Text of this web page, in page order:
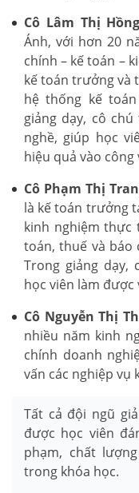
Cô Lâm Thị
Ánh, với hơn 20
chính – kế toán –
kế toán trưởng và
hệ thống kế
giảng dạy, cô
nghề, giúp học
hiệu quả vào công
Cô Phạm Thị
là kế toán trưởng
kinh nghiệm thực
toán, thuế và báo
Trong giảng dạy,
học viên làm được
Cô Nguyễn Thị
nhiều năm kinh
chính doanh
vấn các nghiệp vụ
Tất cả đội ngũ
được học viên
phạm, chất
trong khóa học.